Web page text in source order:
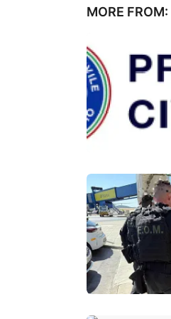
n
MORE FROM: